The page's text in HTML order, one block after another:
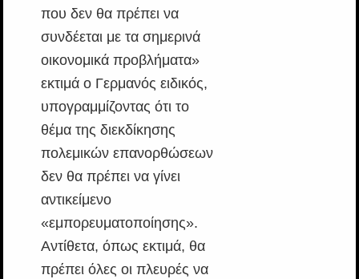
που δεν θα πρέπει να
συνδέεται με τα σημερινά
οικονομικά προβλήματα»
εκτιμά ο Γερμανός ειδικός,
υπογραμμίζοντας ότι το
θέμα της διεκδίκησης
πολεμικών επανορθώσεων
δεν θα πρέπει να γίνει
αντικείμενο
«εμπορευματοποίησης».
Αντίθετα, όπως εκτιμά, θα
πρέπει όλες οι πλευρές να